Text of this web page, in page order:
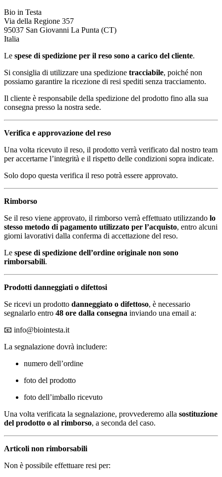
Bio in Testa
Via della Regione 357
95037 San Giovanni La Punta (CT)
Italia
Le spese di spedizione per il reso sono a carico del cliente.
Si consiglia di utilizzare una spedizione tracciabile, poiché non
possiamo garantire la ricezione di resi spediti senza tracciamento.
Il cliente è responsabile della spedizione del prodotto fino alla sua
consegna presso la nostra sede.
Verifica e approvazione del reso
Una volta ricevuto il reso, il prodotto verrà verificato dal nostro team
per accertarne l’integrità e il rispetto delle condizioni sopra indicate.
Solo dopo questa verifica il reso potrà essere approvato.
Rimborso
Se il reso viene approvato, il rimborso verrà effettuato utilizzando lo
stesso metodo di pagamento utilizzato per l’acquisto, entro alcuni
giorni lavorativi dalla conferma di accettazione del reso.
Le spese di spedizione dell’ordine originale non sono
rimborsabili.
Prodotti danneggiati o difettosi
Se ricevi un prodotto danneggiato o difettoso, è necessario
segnalarlo entro 48 ore dalla consegna inviando una email a:
📧 info@biointesta.it
La segnalazione dovrà includere:
numero dell’ordine
foto del prodotto
foto dell’imballo ricevuto
Una volta verificata la segnalazione, provvederemo alla sostituzione
del prodotto o al rimborso, a seconda del caso.
Articoli non rimborsabili
Non è possibile effettuare resi per: